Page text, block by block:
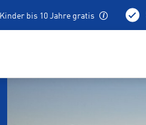
Kinder bis 10 Jahre gratis